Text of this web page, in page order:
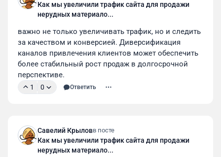
Как мы увеличили трафик сайта для продажи
нерудных материало...
важно не только увеличивать трафик, но и следить
за качеством и конверсией. Диверсификация
каналов привлечения клиентов может обеспечить
более стабильный рост продаж в долгосрочной
перспективе.
1 0 Ответить
Савелий Крыловв посте
Как мы увеличили трафик сайта для продажи
нерудных материало...